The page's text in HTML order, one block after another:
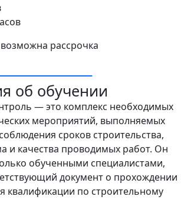
рассрочка
об обучении
— это комплекс необходимых
мероприятий, выполняемых
сроков строительства,
и качества проводимых работ. Он
обученными специалистами,
документ о прохождении
квалификации по строительному